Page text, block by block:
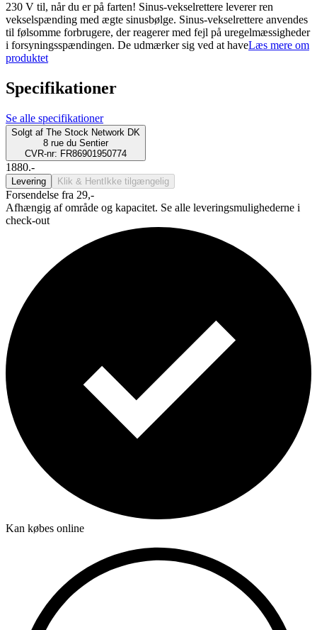
230 V til, når du er på farten! Sinus-vekselrettere leverer ren
vekselspænding med ægte sinusbølge. Sinus-vekselrettere anvendes
til følsomme forbrugere, der reagerer med fejl på uregelmæssigheder
i forsyningsspændingen. De udmærker sig ved at haveLæs mere om
produktet
Specifikationer
Se alle specifikationer
Solgt af The Stock Network DK
8 rue du Sentier
CVR-nr: FR86901950774
1880.-
Levering Klik & Hent Ikke tilgængelig
Forsendelse fra 29,-
Afhængig af område og kapacitet. Se alle leveringsmulighederne i
check-out
Kan købes online